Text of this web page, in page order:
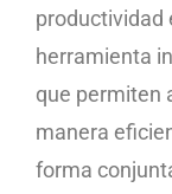
productividad
herramienta
que permiten
manera
forma